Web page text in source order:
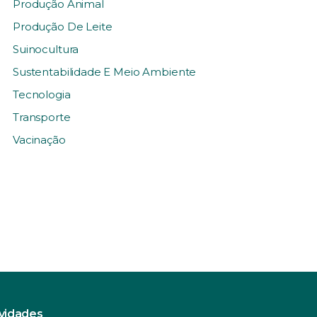
Produção Animal
Produção De Leite
Suinocultura
Sustentabilidade E Meio Ambiente
Tecnologia
Transporte
Vacinação